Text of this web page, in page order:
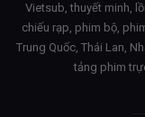
Vietsub, thuyết minh,
chiếu rạp, phim bộ,
Trung Quốc, Thái Lan,
tảng phim